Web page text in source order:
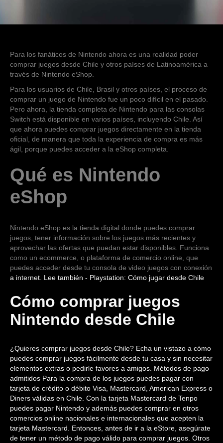
Para los fanáticos de Nintendo ahora es una realidad poder
comprar juegos desde Chile y otros países de Latinoamérica a
través de Nintendo eShop.
Para los usuarios de Chile, Brasil y otros países, el proceso de
comprar un juego de Nintendo fue un poco difícil en el pasado.
Pero ahora, la tienda completa de Nintendo para las consolas
Switch está disponible en varios países, incluyendo Chile. Así
que ahora puedes comprar juegos directamente en la tienda
oficial, de manera que toda la experiencia de compra es más
ágil, porque puedes acceder a la eShop completa.
Qué es Nintendo
eShop
Nintendo eShop es la tienda digital donde puedes comprar
juegos, tener información sobre los juegos más recientes y
aprovechar las ofertas que puedan estar disponibles. Funciona
como un ecommerce, o plataforma de comercio online, que
puedes acceder desde tu consola de video juegos con conexión
a internet. Lee también - Playstation: Cómo jugar desde Chile
Cómo comprar juegos
Nintendo desde Chile
¿Quieres comprar juegos desde Chile? Echa un vistazo a cómo
puedes comprar juegos fácilmente desde tu casa y sin necesitar
elementos extras o pedirle favores a amigos. Métodos de pago
admitidos Para la compra de los juegos puedes pagar con
tarjeta de crédito o débito Visa, Mastercard, American Express o
Diners válidas en Chile. Con la tarjeta Mastercard de Tenpo
puedes pagar Nintendo y además puedes comprar en otros
comercios online nacionales e internacionales que acepten la
tarjeta Mastercard. Entonces, antes de ir a la eStore, asegúrate
de tener un método de pago válido para comprar juegos. Otros